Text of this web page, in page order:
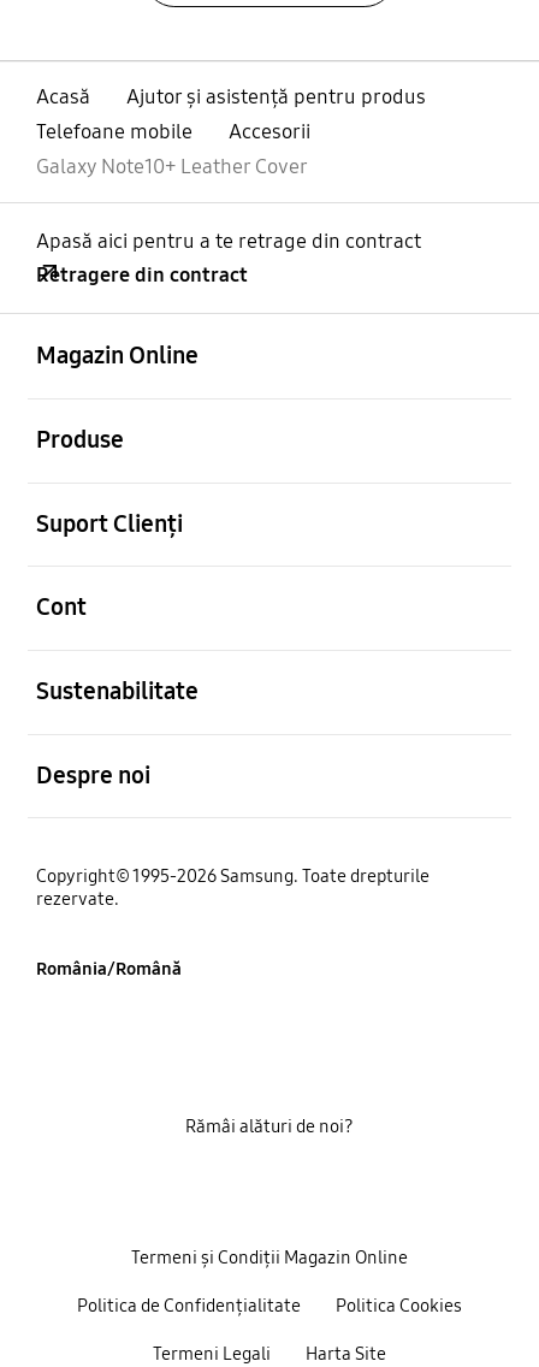
Acasă
Ajutor și asistență pentru produs
Telefoane mobile
Accesorii
Galaxy Note10+ Leather Cover
Apasă aici pentru a te retrage din contract
Retragere din contract
Magazin Online
Produse
Suport Clienți
Cont
Sustenabilitate
Despre noi
Copyright© 1995-2026 Samsung. Toate drepturile
rezervate.
România/Română
Termeni și Condiții Magazin Online
Politica de Confidențialitate Politica Cookies
Termeni Legali Harta Site
Rămâi alături de noi?